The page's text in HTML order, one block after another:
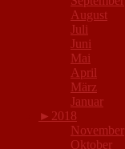
August
Juli
Juni
Mai
April
März
Januar
► 2018
November
Oktober